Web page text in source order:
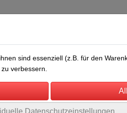
sind essenziell (z.B. für den
verbessern.
Datenschutzeinstellungen